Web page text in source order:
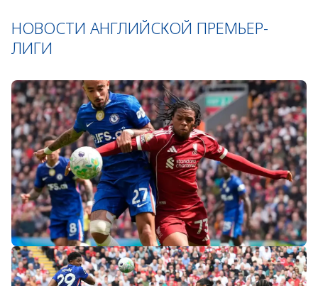
НОВОСТИ АНГЛИЙСКОЙ ПРЕМЬЕР-
ЛИГИ
«Слот не тот человек»: болельщики
«Ливерпуля» и «Челси» разнесли тренеров